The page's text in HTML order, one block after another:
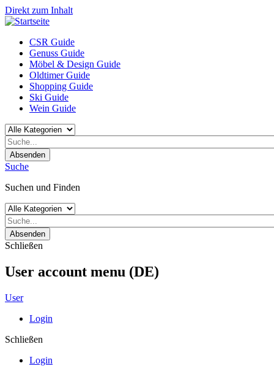
Direkt zum Inhalt
CSR Guide
Genuss Guide
Möbel & Design Guide
Oldtimer Guide
Shopping Guide
Ski Guide
Wein Guide
Absenden
Suche
Suchen und Finden
Absenden
Schließen
User account menu (DE)
User
Login
Schließen
Login